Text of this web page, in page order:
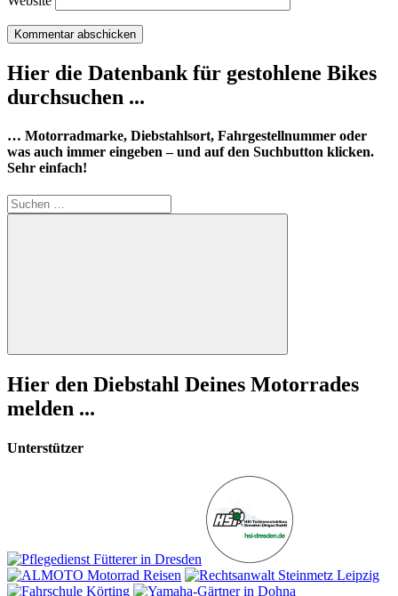
Hier die Datenbank für gestohlene Bikes
durchsuchen ...
… Motorradmarke, Diebstahlsort, Fahrgestellnummer oder
was auch immer eingeben – und auf den Suchbutton klicken.
Sehr einfach!
Suchen
nach:
Suchen
Hier den Diebstahl Deines Motorrades
melden ...
Unterstützer